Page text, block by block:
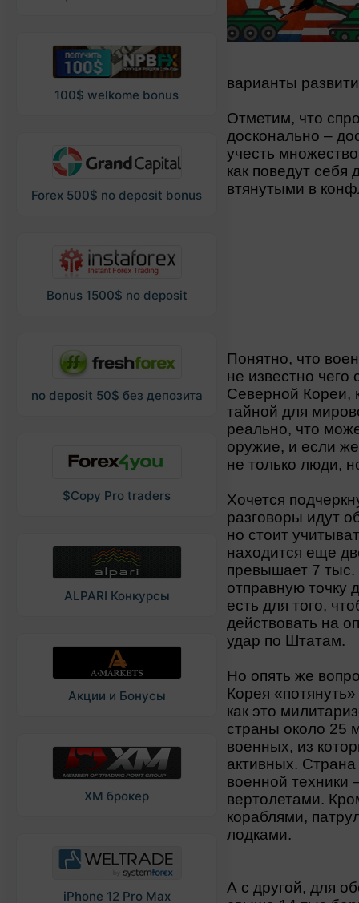
100$ welkome bonus
Forex 500$ no deposit bonus
Bonus 1500$ no deposit
no deposit 50$ без депозита
$Copy Pro traders
ALPARI Конкурсы
Акции и Бонусы
XM брокер
iPhone 12 Pro Max
варианты
Отметим, что
досконально –
учесть
как поведут себя
втянутыми в
Понятно, что
не известно
Северной Кореи,
тайной для
реально, что
оружие, и если
не только люди,
Хочется
разговоры идут
но стоит
находится еще
превышает 7 тыс.
отправную точку
есть для того,
действовать на
удар по Штатам.
Но опять же
Корея
как это
страны около 25
военных, из
активных.
военной техники
вертолетами.
кораблями,
лодками.
А с другой, для